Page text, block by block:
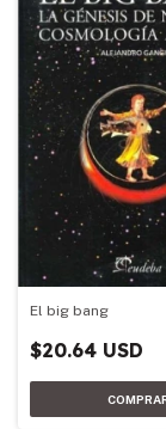
El big bang
$20.64 USD